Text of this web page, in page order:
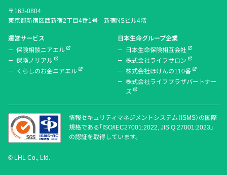
〒163-0804
東京都新宿区西新宿2丁目4番1号 新宿NSビル4階
運営サービス
保険相談ニアエル
保険ノリアル
くらしのお金ニアエル
日本生命グループ企業
日本生命保険相互会社
株式会社ライフサロン
株式会社ほけんの110番
株式会社ライフプラザパートナー
ズ
情報セキュリティマネジメントシステム（ISMS）の国際
規格である「ISO/IEC27001:2022, JIS Q 27001:2023」
の認証を取得しています。
© LHL Co., Ltd.